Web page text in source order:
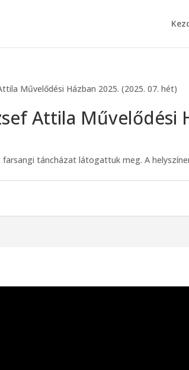
Művelődési Házban 2025. (2025. 07. hét)
Attila Művelődési
táncházat látogattuk meg. A